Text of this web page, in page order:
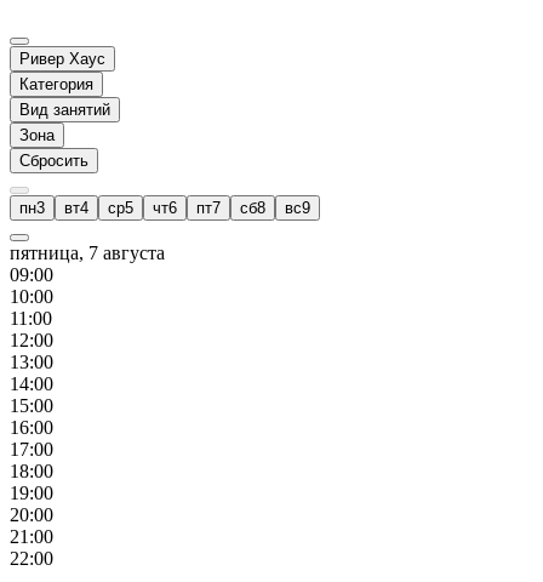
Ривер Хаус
Категория
Вид занятий
Зона
Сбросить
пн3 вт4 ср5 чт6 пт7 сб8 вс9
пятница, 7 августа
09:00
10:00
11 :00
12:00
13:00
14:00
15:00
16:00
17:00
18:00
19:00
20:00
21 :00
22:00